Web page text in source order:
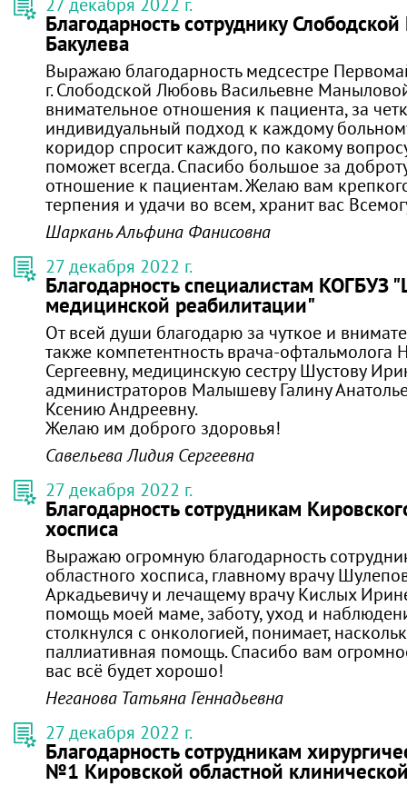
Благодарность сотруднику
Бакулева
Выражаю благодарность медсестре
г. Слободской Любовь Васильевне
внимательное отношения к пациента, за
индивидуальный подход к каждому
коридор спросит каждого, по какому
поможет всегда. Спасибо большое за
отношение к пациентам. Желаю вам
терпения и удачи во всем, хранит вас
Шаркань Альфина Фанисовна
27 декабря 2022 г.
Благодарность специалистам КОГБУЗ
медицинской реабилитации"
От всей души благодарю за чуткое и
также компетентность врача-офтальмолога
Сергеевну, медицинскую сестру Шустову
администраторов Малышеву Галину
Ксению Андреевну.
Желаю им доброго здоровья!
Савельева Лидия Сергеевна
27 декабря 2022 г.
Благодарность сотрудникам
хосписа
Выражаю огромную благодарность
областного хосписа, главному врачу
Аркадьевичу и лечащему врачу Кислых
помощь моей маме, заботу, уход и
столкнулся с онкологией, понимает,
паллиативная помощь. Спасибо вам
вас всё будет хорошо!
Неганова Татьяна Геннадьевна
27 декабря 2022 г.
Благодарность сотрудникам
№1 Кировской областной